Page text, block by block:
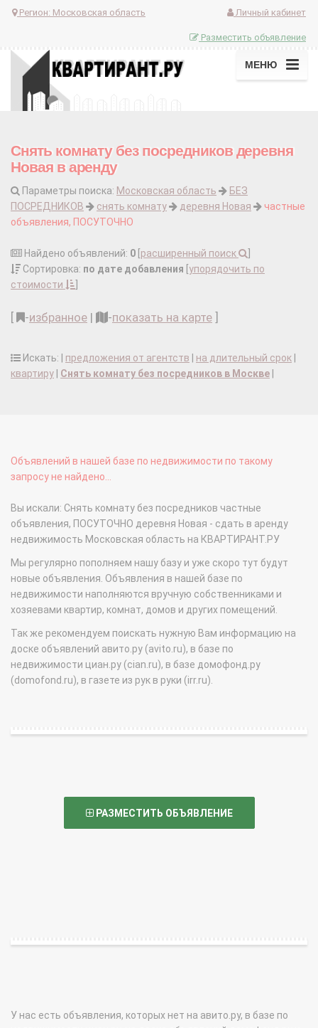
Регион: Московская область Личный кабинет
Разместить объявление
МЕНЮ
Снять комнату без посредников деревня
Новая в аренду
Параметры поиска: Московская область
БЕЗ
ПОСРЕДНИКОВ
снять комнату деревня Новая
частные
объявления, ПОСУТОЧНО
Найдено объявлений: 0 расширенный поиск
Сортировка: по дате добавления упорядочить по
стоимости
-избранное | -показать на карте
Искать: | предложения от агентств на длительный срок
квартиру
Снять комнату без посредников в Москве
Объявлений в нашей базе по недвижимости по такому
запросу не найдено...
Вы искали: Снять комнату без посредников частные
объявления, ПОСУТОЧНО деревня Новая - сдать в аренду
недвижимость Московская область на КВАРТИРАНТ.РУ
Мы регулярно пополняем нашу базу и уже скоро тут будут
новые объявления. Объявления в нашей базе по
недвижимости наполняются вручную собственниками и
хозяевами квартир, комнат, домов и других помещений.
Так же рекомендуем поискать нужную Вам информацию на
доске объявлений авито.ру (avito.ru), в базе по
недвижимости циан.ру (cian.ru), в базе домофонд.ру
(domofond.ru), в газете из рук в руки (irr.ru).
РАЗМЕСТИТЬ ОБЪЯВЛЕНИЕ
У нас есть объявления, которых нет на авито.ру, в базе по